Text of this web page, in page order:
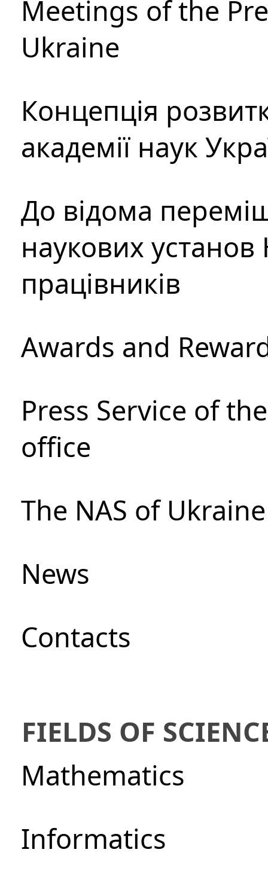
Meetings of the
Ukraine
Концепція
академії наук
До відома
наукових установ
працівників
Awards and
Press Service of
office
The NAS of
News
Сontacts
FIELDS OF
Mathematics
Informatics